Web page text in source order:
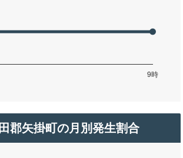
郡矢掛町の月別発生割合